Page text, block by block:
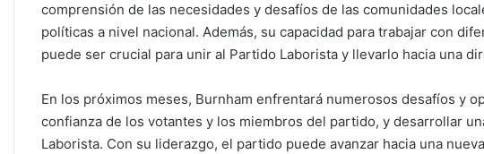
comprensión de las necesidades y desafíos de las comunidades
políticas a nivel nacional. Además, su capacidad para trabajar con
puede ser crucial para unir al Partido Laborista y llevarlo hacia una
En los próximos meses, Burnham enfrentará numerosos desafíos y
confianza de los votantes y los miembros del partido, y desarrollar
Laborista. Con su liderazgo, el partido puede avanzar hacia una